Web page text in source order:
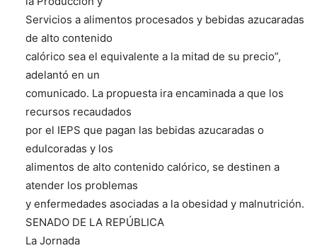
Servicios a alimentos procesados y bebidas azucaradas
de alto contenido
calórico sea el equivalente a la mitad de su precio”,
adelantó en un
comunicado. La propuesta ira encaminada a que los
recursos recaudados
por el IEPS que pagan las bebidas azucaradas o
edulcoradas y los
alimentos de alto contenido calórico, se destinen a
atender los problemas
y enfermedades asociadas a la obesidad y malnutrición.
SENADO DE LA REPÚBLICA
La Jornada